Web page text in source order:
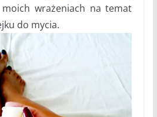
wrażeniach na temat
do mycia.